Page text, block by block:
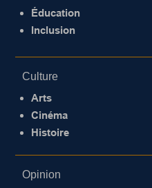
Éducation
Inclusion
Culture
Arts
Cinéma
Histoire
Opinion